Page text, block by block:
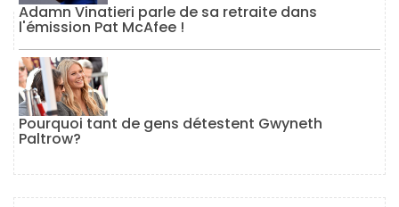
Adamn Vinatieri parle de sa retraite dans
l'émission Pat McAfee !
Pourquoi tant de gens détestent Gwyneth
Paltrow?